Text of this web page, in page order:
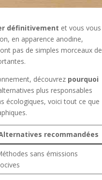
définitivement et vous vous
en apparence anodine,
pas de simples morceaux de
découvrez pourquoi
plus responsables
écologiques, voici tout ce que
recommandées
sans émissions